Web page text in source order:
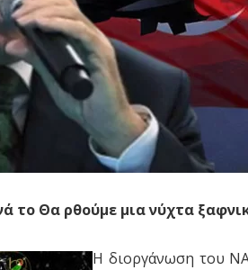
το Θα ρθούμε μια νύχτα
Η διοργάνωση του